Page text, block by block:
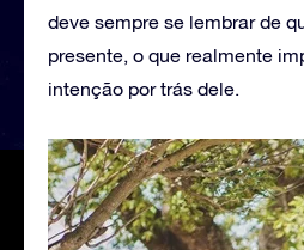
deve sempre se lembrar de
presente, o que realmente
intenção por trás dele.